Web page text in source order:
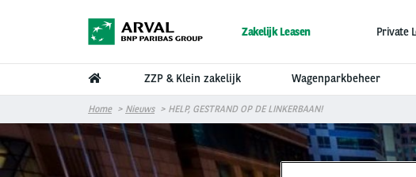
Zakelijk Leasen Private
ZZP & Klein zakelijk Wagenparkbeheer
Home Nieuws HELP, GESTRAND OP DE LINKERBAAN!